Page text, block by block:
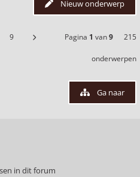
Nieuw onderwerp
9 Pagina 1 van9 215
onderwerpen
Ga naar
in dit forum